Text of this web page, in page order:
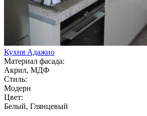
Кухня Адажио
Материал фасада:
Акрил, МДФ
Стиль:
Модерн
Цвет:
Белый, Глянцевый